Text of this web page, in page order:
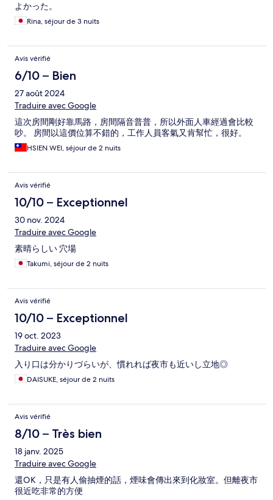
よかった。
Rina, séjour de 3 nuits
Avis vérifié
6/10 – Bien
27 août 2024
Traduire avec Google
這次房間剛好靠馬路，房間隔音普普，所以外面人車經過會比較
吵。 房間以這價位算不錯的，工作人員客氣又肯幫忙，很好。
HSIEN WEI, séjour de 2 nuits
Avis vérifié
10/10 – Exceptionnel
30 nov. 2024
Traduire avec Google
素晴らしい 穴場
Takumi, séjour de 2 nuits
Avis vérifié
10/10 – Exceptionnel
19 oct. 2023
Traduire avec Google
入り口は分かりづらいが、慣れれば夜市も近いし立地◎
DAISUKE, séjour de 2 nuits
Avis vérifié
8/10 – Très bien
18 janv. 2025
Traduire avec Google
還OK，只是有人偷抽煙的話，煙味會傳出來到化妝室。但離夜市
很近吃非常的方便